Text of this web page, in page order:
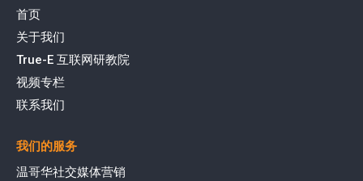
首页
关于我们
True-E 互联网研教院
视频专栏
联系我们
我们的服务
温哥华社交媒体营销